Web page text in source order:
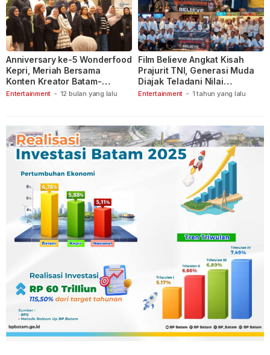
Entertainment - 12 bulan yang lalu
Anniversary ke-5 Wonderfood
Kepri, Meriah Bersama
Konten Kreator Batam-
Tanjungpinang
Entertainment - 1 tahun yang lalu
Film Believe Angkat Kisah
Prajurit TNI, Generasi Muda
Diajak Teladani Nilai
Keberanian